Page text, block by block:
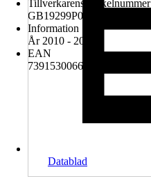
Tillverkarens artikelnummer
GB19299P0210
Information
År 2010 - 2017
EAN
7391530066707
Datablad